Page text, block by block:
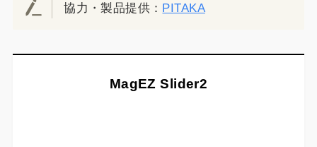
協力・製品提供： PITAKA
MagEZ Slider2